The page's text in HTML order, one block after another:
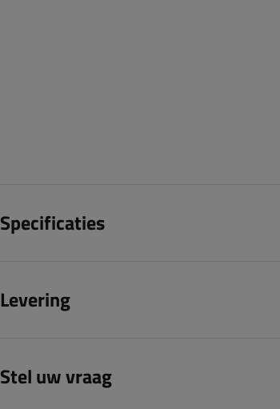
Specificaties
Levering
Stel uw vraag